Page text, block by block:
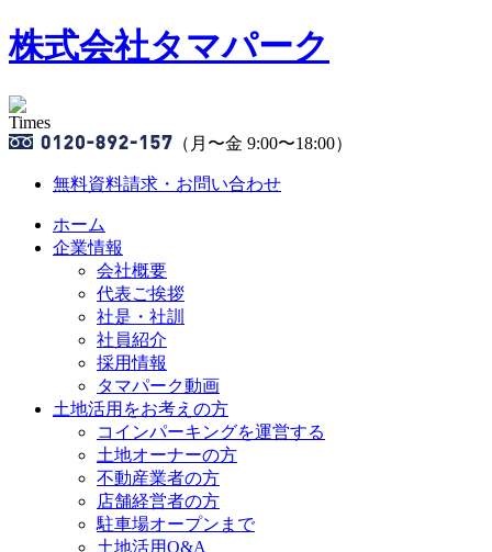
株式会社タマパーク
（月〜金 9:00〜18:00）
無料資料請求・お問い合わせ
ホーム
企業情報
会社概要
代表ご挨拶
社是・社訓
社員紹介
採用情報
タマパーク動画
土地活用をお考えの方
コインパーキングを運営する
土地オーナーの方
不動産業者の方
店舗経営者の方
駐車場オープンまで
土地活用Q&A